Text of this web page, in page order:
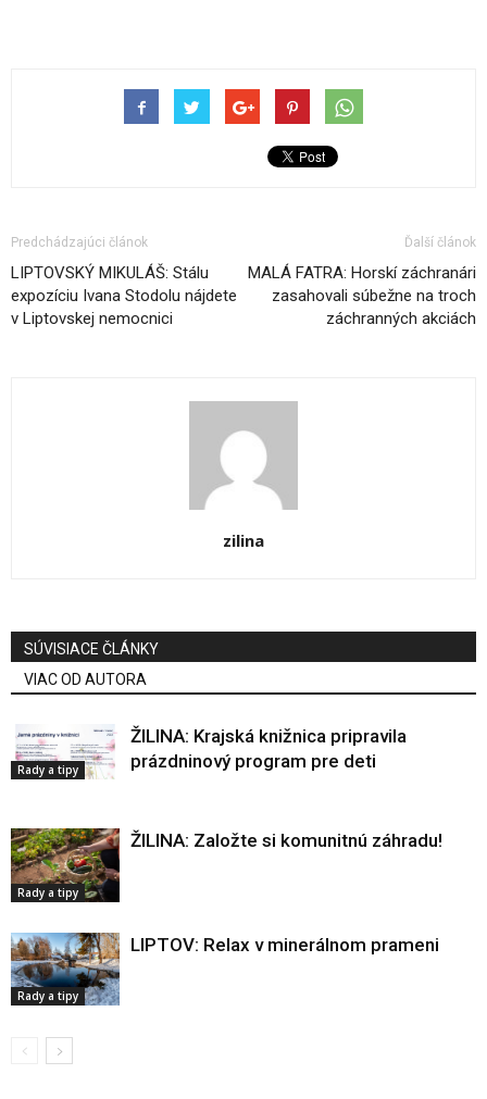
Predchádzajúci článok
LIPTOVSKÝ MIKULÁŠ: Stálu
expozíciu Ivana Stodolu nájdete
v Liptovskej nemocnici
Ďalší článok
MALÁ FATRA: Horskí záchranári
zasahovali súbežne na troch
záchranných akciách
zilina
SÚVISIACE ČLÁNKY
VIAC OD AUTORA
Rady a tipy
ŽILINA: Krajská knižnica pripravila
prázdninový program pre deti
Rady a tipy
ŽILINA: Založte si komunitnú záhradu!
Rady a tipy
LIPTOV: Relax v minerálnom prameni